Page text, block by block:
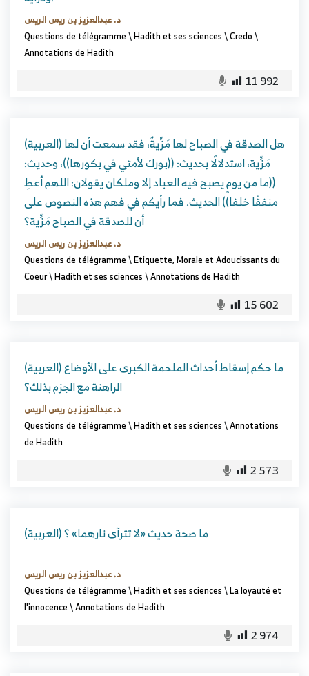
د. عبدالعزيز بن ريس الريس
Questions de télégramme\Hadith et ses sciences\Credo\
Annotations de Hadith
11 992
(العربية) هل الصدقة في الصباح لها مَزِّيةٌ، فقد سمعت أن لها
مَزِّية، استدلالًا بحديث: ((بورك لأمتي في بكورها))، وحديث:
((ما من يومٍ يصبح فيه العباد إلا وملكان يقولان: اللهم أعطِ
منفقًا خلفا)) الحديث. فما رأيكم في فهم هذه النصوص على
أن للصدقة في الصباح مَزِّية؟
د. عبدالعزيز بن ريس الريس
Questions de télégramme\Etiquette, Morale et Adoucissants du
Coeur\Hadith et ses sciences\Annotations de Hadith
15 602
(العربية) ما حكم إسقاط أحداث الملحمة الكبرى على الأوضاع
الراهنة مع الجزم بذلك؟
د. عبدالعزيز بن ريس الريس
Questions de télégramme\Hadith et ses sciences\Annotations
de Hadith
2 573
(العربية) ما صحة حديث «لا تترآى نارهما» ؟
د. عبدالعزيز بن ريس الريس
Questions de télégramme\Hadith et ses sciences\La loyauté et
l'innocence\Annotations de Hadith
2 974